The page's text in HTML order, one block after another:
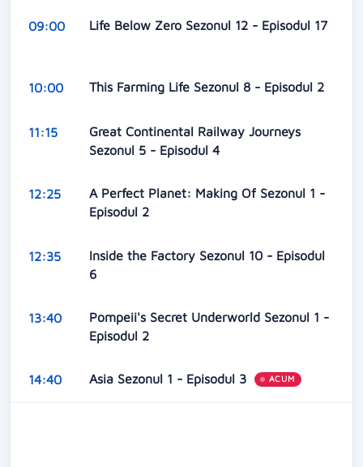
09:00 Life Below Zero Sezonul 12 - Episodul 17
10:00 This Farming Life Sezonul 8 - Episodul 2
11:15
Great Continental Railway Journeys
Sezonul 5 - Episodul 4
12:25
A Perfect Planet: Making Of Sezonul 1 -
Episodul 2
12:35
Inside the Factory Sezonul 10 - Episodul
6
13:40
Pompeii's Secret Underworld Sezonul 1 -
Episodul 2
14:40 Asia Sezonul 1 - Episodul 3 ACUM